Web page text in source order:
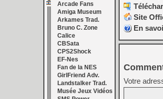
Arcade Fans
Amiga Museum
Arkames Trad.
Bruno C. Zone
Calice
CBSata
CPS2Shock
EF-Nes
Fan de la NES
GirlFriend Adv.
Landstalker Trad.
Musée Jeux Vidéos
Site
En
Votre